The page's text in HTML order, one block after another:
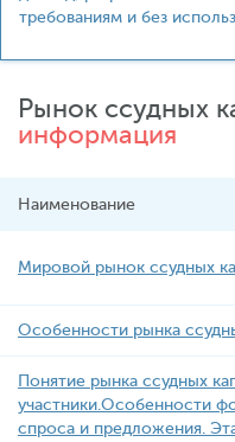
требованиям и без
Рынок ссудных
информация
Наименование
Мировой рынок ссудных
Особенности рынка
Понятие рынка ссудных
участники.Особенности
спроса и предложения.